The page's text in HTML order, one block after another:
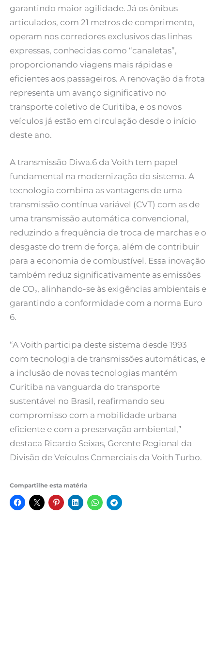
garantindo maior agilidade. Já os ônibus
articulados, com 21 metros de comprimento,
operam nos corredores exclusivos das linhas
expressas, conhecidas como “canaletas”,
proporcionando viagens mais rápidas e
eficientes aos passageiros. A renovação da frota
representa um avanço significativo no
transporte coletivo de Curitiba, e os novos
veículos já estão em circulação desde o início
deste ano.
A transmissão Diwa.6 da Voith tem papel
fundamental na modernização do sistema. A
tecnologia combina as vantagens de uma
transmissão contínua variável (CVT) com as de
uma transmissão automática convencional,
reduzindo a frequência de troca de marchas e o
desgaste do trem de força, além de contribuir
para a economia de combustível. Essa inovação
também reduz significativamente as emissões
de CO₂, alinhando-se às exigências ambientais e
garantindo a conformidade com a norma Euro
6.
“A Voith participa deste sistema desde 1993
com tecnologia de transmissões automáticas, e
a inclusão de novas tecnologias mantém
Curitiba na vanguarda do transporte
sustentável no Brasil, reafirmando seu
compromisso com a mobilidade urbana
eficiente e com a preservação ambiental,”
destaca Ricardo Seixas, Gerente Regional da
Divisão de Veículos Comerciais da Voith Turbo.
Compartilhe esta matéria